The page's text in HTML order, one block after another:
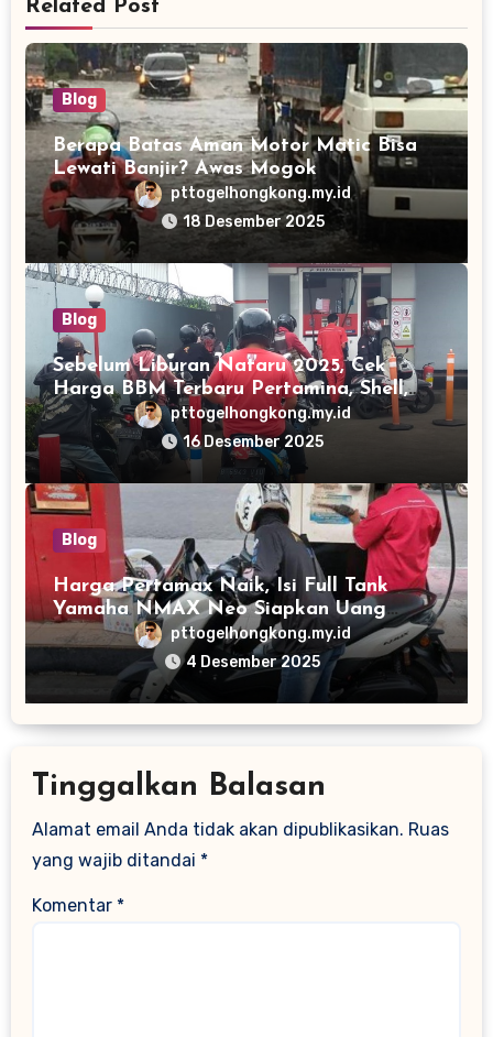
Related Post
Blog
Berapa Batas Aman Motor Matic Bisa
Lewati Banjir? Awas Mogok
pttogelhongkong.my.id
18 Desember 2025
Blog
Sebelum Liburan Nataru 2025, Cek
Harga BBM Terbaru Pertamina, Shell,
Vivo dan BP-AKRpttogelhongkong.my.id
16 Desember 2025
Blog
Harga Pertamax Naik, Isi Full Tank
Yamaha NMAX Neo Siapkan Uang
Segini
pttogelhongkong.my.id
4 Desember 2025
Tinggalkan Balasan
Alamat email Anda tidak akan dipublikasikan. Ruas
yang wajib ditandai *
Komentar *